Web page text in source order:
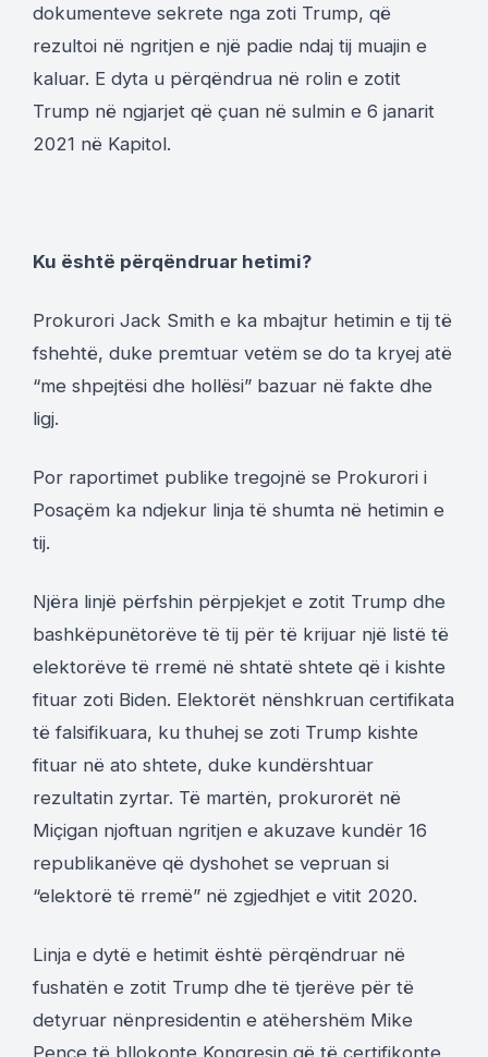
dokumenteve sekrete nga zoti Trump, që
rezultoi në ngritjen e një padie ndaj tij muajin e
kaluar. E dyta u përqëndrua në rolin e zotit
Trump në ngjarjet që çuan në sulmin e 6 janarit
2021 në Kapitol.
Ku është përqëndruar hetimi?
Prokurori Jack Smith e ka mbajtur hetimin e tij të
fshehtë, duke premtuar vetëm se do ta kryej atë
“me shpejtësi dhe hollësi” bazuar në fakte dhe
ligj.
Por raportimet publike tregojnë se Prokurori i
Posaçëm ka ndjekur linja të shumta në hetimin e
tij.
Njëra linjë përfshin përpjekjet e zotit Trump dhe
bashkëpunëtorëve të tij për të krijuar një listë të
elektorëve të rremë në shtatë shtete që i kishte
fituar zoti Biden. Elektorët nënshkruan certifikata
të falsifikuara, ku thuhej se zoti Trump kishte
fituar në ato shtete, duke kundërshtuar
rezultatin zyrtar. Të martën, prokurorët në
Miçigan njoftuan ngritjen e akuzave kundër 16
republikanëve që dyshohet se vepruan si
“elektorë të rremë” në zgjedhjet e vitit 2020.
Linja e dytë e hetimit është përqëndruar në
fushatën e zotit Trump dhe të tjerëve për të
detyruar nënpresidentin e atëhershëm Mike
Pence të bllokonte Kongresin që të çertifikonte